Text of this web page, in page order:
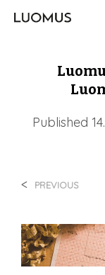
Published
< PREVIOUS